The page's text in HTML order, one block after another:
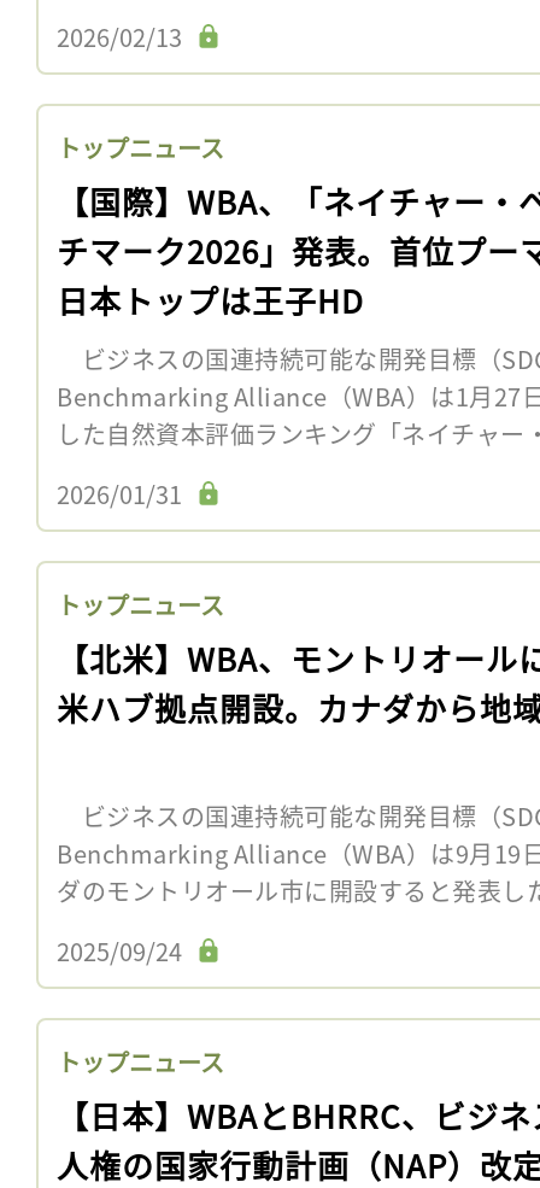
2026/02/13
トップニュース
【国際】WBA、「ネイチャー・
チマーク2026」発表。首位プー
日本トップは王子HD
ビジネスの国連持続可能な開発目標（
Benchmarking Alliance（WBA）は1月27
した自然資本評価ランキング「ネイチャ
2026/01/31
トップニュース
【北米】WBA、モントリオール
米ハブ拠点開設。カナダから地
ビジネスの国連持続可能な開発目標（
Benchmarking Alliance（WBA）は9月19
ダのモントリオール市に開設すると発表
2025/09/24
トップニュース
【日本】WBAとBHRRC、ビジ
人権の国家行動計画（NAP）改